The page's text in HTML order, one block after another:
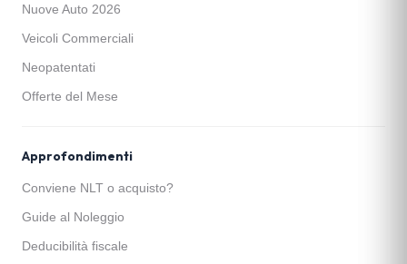
Nuove Auto 2026
Veicoli Commerciali
Neopatentati
Offerte del Mese
Approfondimenti
Conviene NLT o acquisto?
Guide al Noleggio
Deducibilità fiscale